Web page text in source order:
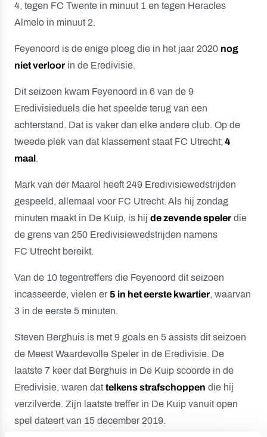
4, tegen FC Twente in minuut 1 en tegen Heracles
Almelo in minuut 2.
Feyenoord is de enige ploeg die in het jaar 2020 nog
niet verloor in de Eredivisie.
Dit seizoen kwam Feyenoord in 6 van de 9
Eredivisieduels die het speelde terug van een
achterstand. Dat is vaker dan elke andere club. Op de
tweede plek van dat klassement staat FC Utrecht; 4
maal.
Mark van der Maarel heeft 249 Eredivisiewedstrijden
gespeeld, allemaal voor FC Utrecht. Als hij zondag
minuten maakt in De Kuip, is hij de zevende speler die
de grens van 250 Eredivisiewedstrijden namens
FC Utrecht bereikt.
Van de 10 tegentreffers die Feyenoord dit seizoen
incasseerde, vielen er5 in het eerste kwartier, waarvan
3 in de eerste 5 minuten.
Steven Berghuis is met 9 goals en 5 assists dit seizoen
de Meest Waardevolle Speler in de Eredivisie. De
laatste 7 keer dat Berghuis in De Kuip scoorde in de
Eredivisie, waren dattelkens strafschoppen die hij
verzilverde. Zijn laatste treffer in De Kuip vanuit open
spel dateert van 15 december 2019.